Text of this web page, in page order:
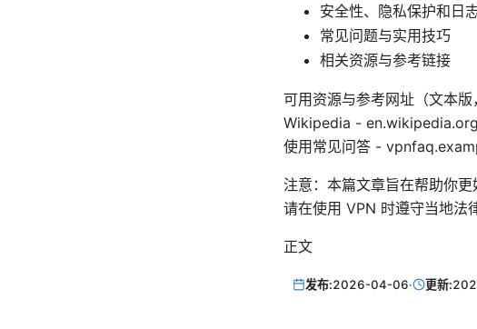
安全性、隐私保护和日
常见问题与实用技巧
相关资源与参考链接
可用资源与参考网址（文本
Wikipedia -
使用常见问答 -
注意：本篇文章旨在帮助你
请在使用 VPN 时遵守当地法
正文
发布:2026-04-06· 更新: